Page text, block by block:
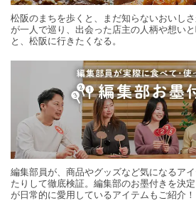
松阪のまちを歩くと、まだ知らないおいし
が一人で巡り、出会った店主の人柄や想い
と、松阪に行きたくなる。
編集部員が、商品やグッズなど気になるア
たりして徹底検証。編集部のお墨付きを決
が日常的に愛用しているアイテムもご紹介！